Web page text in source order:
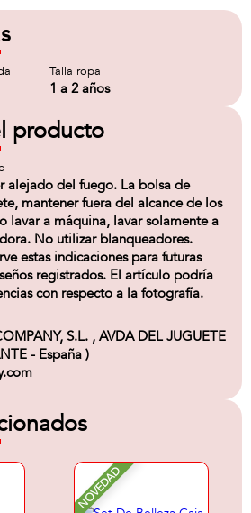
Talla ropa
1 a 2 años
producto
alejado del fuego. La bolsa de
mantener fuera del alcance de los
lavar a máquina, lavar solamente a
No utilizar blanqueadores.
estas indicaciones para futuras
registrados. El artículo podría
con respecto a la fotografía.
S.L. , AVDA DEL JUGUETE
- España )
NOVEDAD